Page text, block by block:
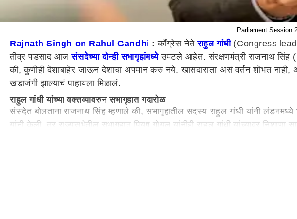
Parliament Session
Rajnath Singh on Rahul Gandhi : काँग्रेस नेतेराहुल गांधी(Congress
तीव्र पडसाद आजसंसदेच्या दोन्ही सभागृहांमध्येउमटले आहेत. संरक्षणमंत्री राजनाथ सिंह
की, कुणीही देशाबाहेर जाऊन देशाचा अपमान करु नये. खासदाराला असं वर्तन शोभत नाही,
खडाजंगी झाल्याचं पाहायला मिळालं.
राहुल गांधी यांच्या वक्तव्यावरुन सभागृहात गदारोळ
संसदेत बोलताना राजनाथ सिंह म्हणाले की, सभागृहातील सदस्य राहुल गांधी यांनी लंडनमध्ये
यांनी केली. तर राज्यसभेतील सभागृहात पियुष गोयल यांनीही राहुल गांधी यांच्यावर